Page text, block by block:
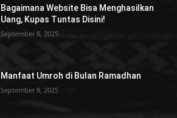
Bagaimana Website Bisa Menghasilkan
Uang, Kupas Tuntas Disini!
September 8, 2025
Manfaat Umroh di Bulan Ramadhan
September 8, 2025